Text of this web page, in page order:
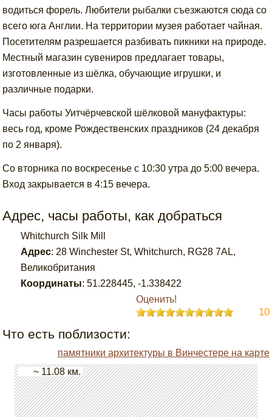
водиться форель. Любители рыбалки съезжаются сюда со
всего юга Англии. На территории музея работает чайная.
Посетителям разрешается разбивать пикники на природе.
Местный магазин сувениров предлагает товары,
изготовленные из шёлка, обучающие игрушки, и
различные подарки.
Часы работы Уитчёрчевской шёлковой мануфактуры:
весь год, кроме Рождественских праздников (24 декабря
по 2 января).
Со вторника по воскресенье с 10:30 утра до 5:00 вечера.
Вход закрывается в 4:15 вечера.
Адрес, часы работы, как добраться
Whitchurch Silk Mill
Адрес: 28 Winchester St, Whitchurch, RG28 7AL,
Великобритания
Координаты: 51.228445,-1.338422
Оценить!
10
Что есть поблизости:
памятники архитектуры в Винчестере на карте
~ 11.08 км.